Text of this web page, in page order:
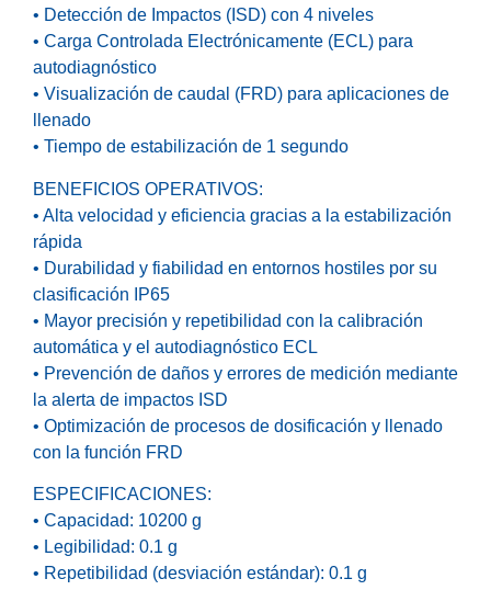
• Detección de Impactos (ISD) con 4 niveles
• Carga Controlada Electrónicamente (ECL) para
autodiagnóstico
• Visualización de caudal (FRD) para aplicaciones de
llenado
• Tiempo de estabilización de 1 segundo
BENEFICIOS OPERATIVOS:
• Alta velocidad y eficiencia gracias a la estabilización
rápida
• Durabilidad y fiabilidad en entornos hostiles por su
clasificación IP65
• Mayor precisión y repetibilidad con la calibración
automática y el autodiagnóstico ECL
• Prevención de daños y errores de medición mediante
la alerta de impactos ISD
• Optimización de procesos de dosificación y llenado
con la función FRD
ESPECIFICACIONES:
• Capacidad: 10200 g
• Legibilidad: 0.1 g
• Repetibilidad (desviación estándar): 0.1 g